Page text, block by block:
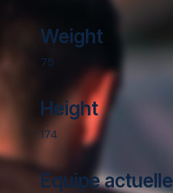
Weight
75
Height
174
Equipe actuelle